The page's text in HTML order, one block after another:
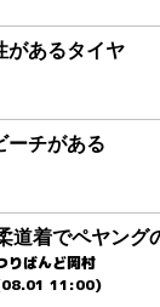
があるタイヤ
ーチがある
道着でペヤング
りばんど岡村
11:00)